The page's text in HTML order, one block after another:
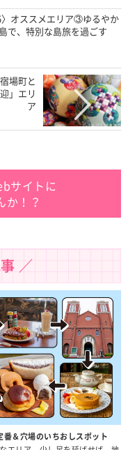
〉オススメエリア③ゆるやか
で、特別な島旅を過ごす
場町と
」エリ
ア
サイトに
か！？
／
番＆穴場のいちおしスポット